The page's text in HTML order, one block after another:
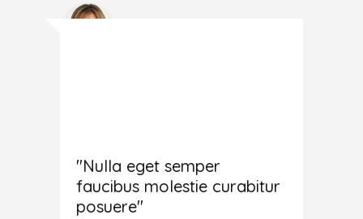
"Nulla eget semper
faucibus molestie curabitur
posuere"